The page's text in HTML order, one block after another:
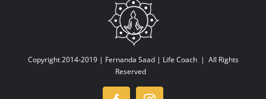
Copyright 2014-2019 | Fernanda Saad | Life Coach| All Rights
Reserved